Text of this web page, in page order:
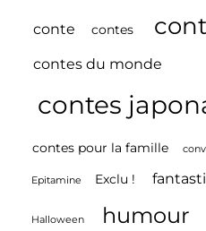
conte contes
contes du monde
contes
contes pour la famille
Epitamine Exclu !
Halloween humour